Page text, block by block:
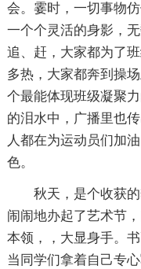
会。霎时，一切事物
一个个灵活的身影，
追、赶，大家都为了
多热，大家都奔到操
个最能体现班级凝聚
的泪水中，广播里也
人都在为运动员们加
色。
秋天，是个收获
闹闹地办起了艺术节
本领，，大显身手。
当同学们拿着自己专